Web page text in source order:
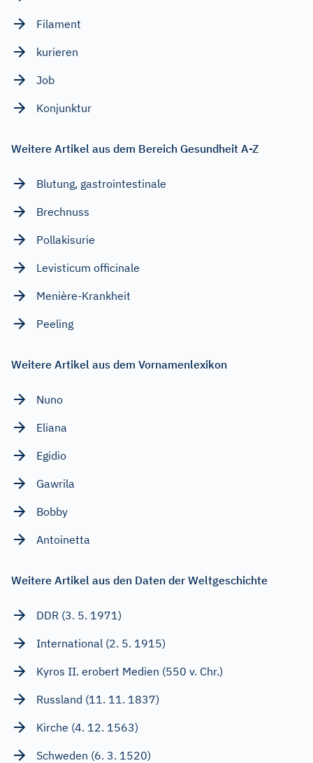
Filament
kurieren
Job
Konjunktur
Weitere Artikel aus dem Bereich Gesundheit A-Z
Blutung, gastrointestinale
Brechnuss
Pollakisurie
Levisticum officinale
Menière-Krankheit
Peeling
Weitere Artikel aus dem Vornamenlexikon
Nuno
Eliana
Egidio
Gawrila
Bobby
Antoinetta
Weitere Artikel aus den Daten der Weltgeschichte
DDR (3. 5. 1971)
International (2. 5. 1915)
Kyros II. erobert Medien (550 v. Chr.)
Russland (11. 11. 1837)
Kirche (4. 12. 1563)
Schweden (6. 3. 1520)